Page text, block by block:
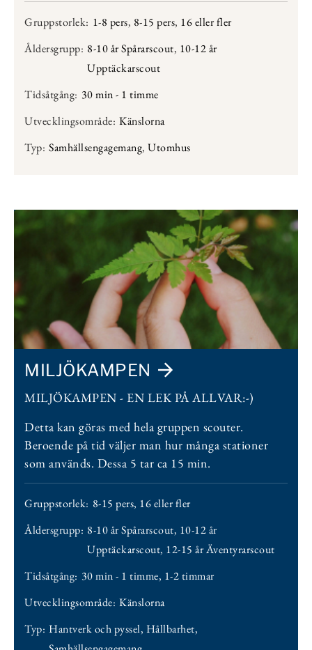
Gruppstorlek: 1-8 pers, 8-15 pers, 16 eller fler
Åldersgrupp: 8-10 år Spårarscout, 10-12 år
Upptäckarscout
Tidsåtgång: 30 min - 1 timme
Utvecklingsområde: Känslorna
Typ: Samhällsengagemang, Utomhus
MILJÖKAMPEN
MILJÖKAMPEN - EN LEK PÅ ALLVAR:-)
Detta kan göras med hela gruppen scouter.
Beroende på tid väljer man hur många stationer
som används. Dessa 5 tar ca 15 min.
Gruppstorlek: 8-15 pers, 16 eller fler
Åldersgrupp: 8-10 år Spårarscout, 10-12 år
Upptäckarscout, 12-15 år Äventyrarscout
Tidsåtgång: 30 min - 1 timme, 1-2 timmar
Utvecklingsområde: Känslorna
Typ: Hantverk och pyssel, Hållbarhet,